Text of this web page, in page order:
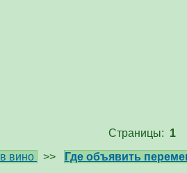
Страницы: 1
вино >> Где объявить